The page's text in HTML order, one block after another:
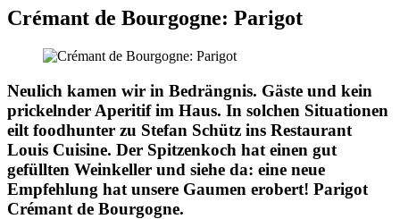
Crémant de Bourgogne: Parigot
Neulich kamen wir in Bedrängnis. Gäste und kein
prickelnder Aperitif im Haus. In solchen Situationen
eilt foodhunter zu Stefan Schütz ins Restaurant
Louis Cuisine. Der Spitzenkoch hat einen gut
gefüllten Weinkeller und siehe da: eine neue
Empfehlung hat unsere Gaumen erobert! Parigot
Crémant de Bourgogne.